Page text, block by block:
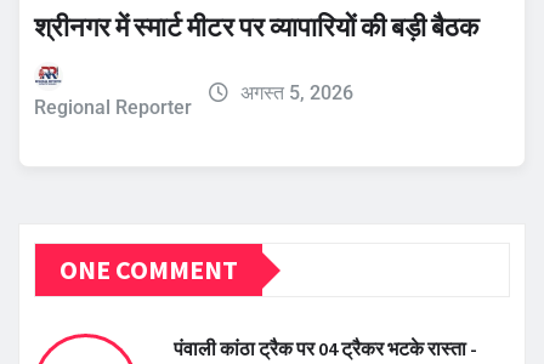
श्रीनगर में स्मार्ट मीटर पर व्यापारियों की बड़ी बैठक
Regional Reporter
अगस्त 5, 2026
ONE COMMENT
पंवाली कांठा ट्रैक पर 04 ट्रैकर भटके रास्ता -